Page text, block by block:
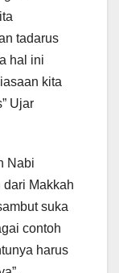
tadarus
hal ini
kita
Ujar
Nabi
Makkah
suka
contoh
harus